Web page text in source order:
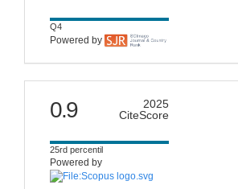
Q4
Powered by
citescore
0.9
2025
CiteScore
25rd percentil
Powered by